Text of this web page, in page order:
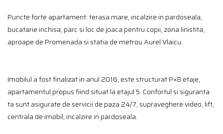
Puncte forte apartament: terasa mare, incalzire in pardoseala,
bucatarie inchisa, parc si loc de joaca pentru copii, zona linistita,
aproape de Promenada si statia de metrou Aurel Vlaicu.
Imobilul a fost finalizat in anul 2016, este structurat P+8 etaje,
apartamentul propus fiind situat la etajul 5. Confortul si siguranta
ta sunt asigurate de servicii de paza 24/7, supraveghere video, lift,
centrala de imobil, incalzire in pardoseala.